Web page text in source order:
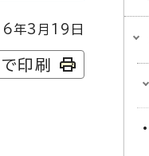
3月19日
印刷